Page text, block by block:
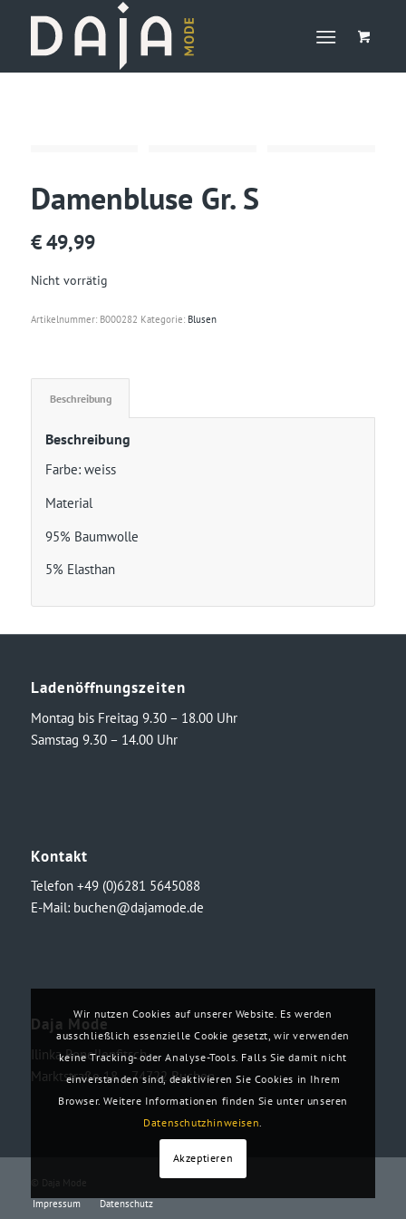
Damenbluse Gr. S
€49,99
Nicht vorrätig
Artikelnummer: B000282 Kategorie: Blusen
Beschreibung
Beschreibung
Farbe: weiss
Material
95% Baumwolle
5% Elasthan
Ladenöffnungszeiten
Montag bis Freitag 9.30 – 18.00 Uhr
Samstag 9.30 – 14.00 Uhr
Kontakt
Telefon +49 (0)6281 5645088
E-Mail: buchen@dajamode.de
Daja Mode
Ilinka Ronellenfitsch
Marktstraße 18・74722 Buchen
© Daja Mode
Impressum
Datenschutz
Wir nutzen Cookies auf unserer Website. Es werden
ausschließlich essenzielle Cookie gesetzt, wir verwenden
keine Tracking- oder Analyse-Tools. Falls Sie damit nicht
einverstanden sind, deaktivieren Sie Cookies in Ihrem
Browser. Weitere Informationen finden Sie unter unseren
Datenschutzhinweisen.
Akzeptieren